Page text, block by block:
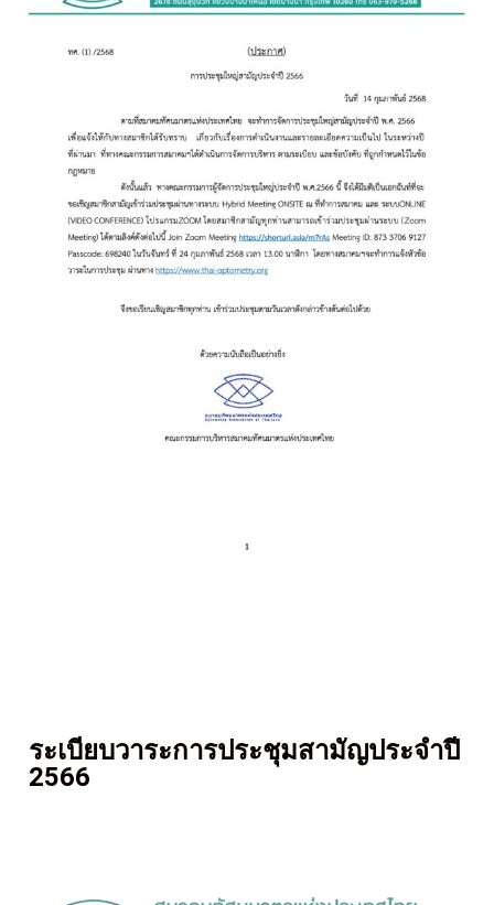
ระเบียบวาระการประชุมสามัญประจำปี
2566